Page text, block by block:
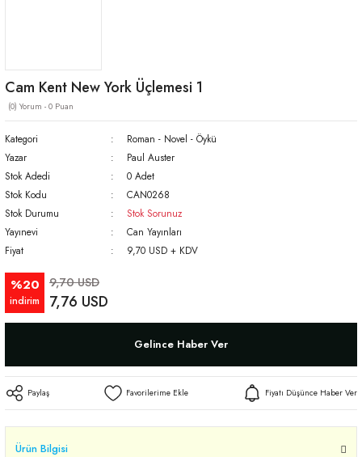
Cam Kent New York Üçlemesi 1
(0) Yorum - 0 Puan
Kategori
Roman - Novel - Öykü
Yazar
Paul Auster
Stok Adedi
0 Adet
Stok Kodu
CAN0268
Stok Durumu
Stok Sorunuz
Yayınevi
Can Yayınları
Fiyat
9,70 USD + KDV
%20
indirim
9,70 USD
7,76 USD
Gelince Haber Ver
Paylaş Fiyatı Düşünce Haber Ver
Ürün Bilgisi